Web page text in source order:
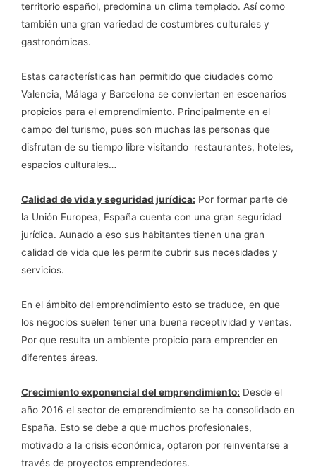
territorio español, predomina un clima templado. Así como
también una gran variedad de costumbres culturales y
gastronómicas.
Estas características han permitido que ciudades como
Valencia, Málaga y Barcelona se conviertan en escenarios
propicios para el emprendimiento. Principalmente en el
campo del turismo, pues son muchas las personas que
disfrutan de su tiempo libre visitando restaurantes, hoteles,
espacios culturales…
Calidad de vida y seguridad jurídica: Por formar parte de
la Unión Europea, España cuenta con una gran seguridad
jurídica. Aunado a eso sus habitantes tienen una gran
calidad de vida que les permite cubrir sus necesidades y
servicios.
En el ámbito del emprendimiento esto se traduce, en que
los negocios suelen tener una buena receptividad y ventas.
Por que resulta un ambiente propicio para emprender en
diferentes áreas.
Crecimiento exponencial del emprendimiento: Desde el
año 2016 el sector de emprendimiento se ha consolidado en
España. Esto se debe a que muchos profesionales,
motivado a la crisis económica, optaron por reinventarse a
través de proyectos emprendedores.